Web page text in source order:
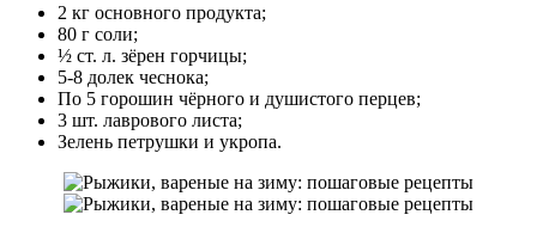
2 кг основного продукта;
80 г соли;
½ ст. л. зёрен горчицы;
5-8 долек чеснока;
По 5 горошин чёрного и душистого перцев;
3 шт. лаврового листа;
Зелень петрушки и укропа.